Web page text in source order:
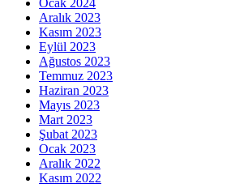
Aralık 2023
Kasım 2023
Eylül 2023
Ağustos 2023
Temmuz 2023
Haziran 2023
Mayıs 2023
Mart 2023
Şubat 2023
Ocak 2023
Aralık 2022
Kasım 2022